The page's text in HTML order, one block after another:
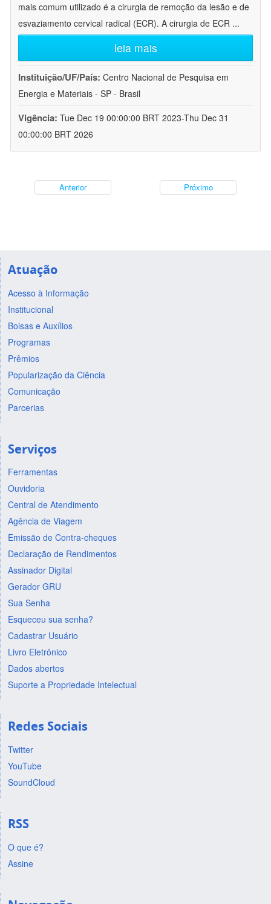
mais comum utilizado é a cirurgia de remoção da lesão e de
esvaziamento cervical radical (ECR). A cirurgia de ECR ...
leia mais
Instituição/UF/País: Centro Nacional de Pesquisa em
Energia e Materiais - SP - Brasil
Vigência: Tue Dec 19 00:00:00 BRT 2023-Thu Dec 31
00:00:00 BRT 2026
Anterior Próximo
Atuação
Acesso à Informação
Institucional
Bolsas e Auxílios
Programas
Prêmios
Popularização da Ciência
Comunicação
Parcerias
Serviços
Ferramentas
Ouvidoria
Central de Atendimento
Agência de Viagem
Emissão de Contra-cheques
Declaração de Rendimentos
Assinador Digital
Gerador GRU
Sua Senha
Esqueceu sua senha?
Cadastrar Usuário
Livro Eletrônico
Dados abertos
Suporte a Propriedade Intelectual
Redes Sociais
Twitter
YouTube
SoundCloud
RSS
O que é?
Assine